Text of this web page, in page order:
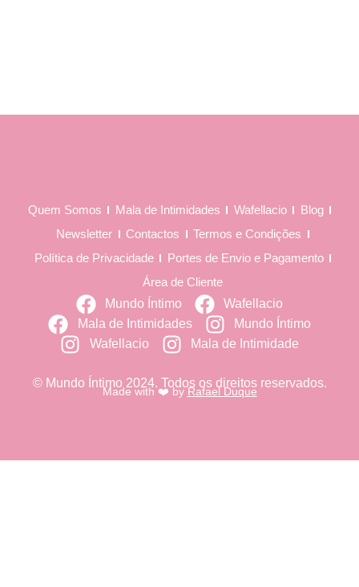
Quem Somos Mala de Intimidades Wafellacio
Blog
Newsletter
Contactos
Termos e Condições
Política de Privacidade
Portes de Envio e Pagamento
Área de Cliente
Mundo Íntimo
Wafellacio
Mala de Intimidades
Mundo Íntimo
Wafellacio
Mala de Intimidade
© Mundo Íntimo 2024. Todos os direitos reservados.
Made with ❤️ byRafael Duque